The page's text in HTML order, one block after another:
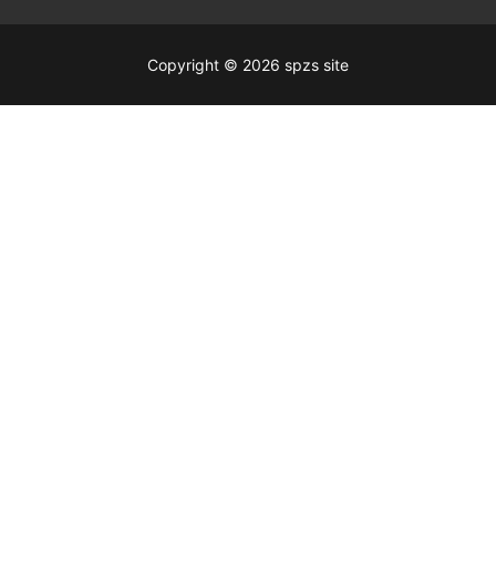
Copyright © 2026 spzs site